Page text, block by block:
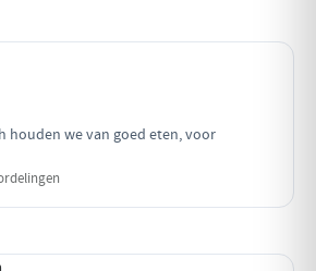
houden we van goed eten, voor